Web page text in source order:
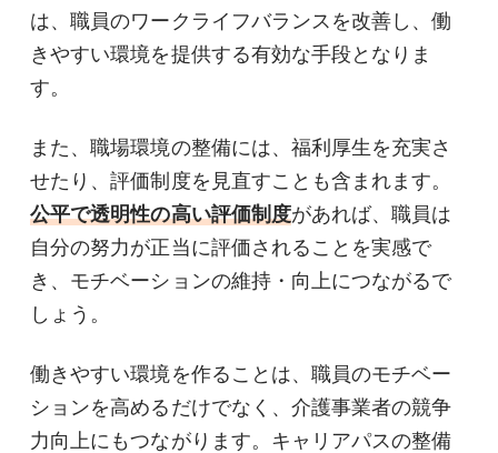
は、職員のワークライフバランスを改善し、働
きやすい環境を提供する有効な手段となりま
す。
また、職場環境の整備には、福利厚生を充実さ
せたり、評価制度を見直すことも含まれます。
公平で透明性の高い評価制度があれば、職員は
自分の努力が正当に評価されることを実感で
き、モチベーションの維持・向上につながるで
しょう。
働きやすい環境を作ることは、職員のモチベー
ションを高めるだけでなく、介護事業者の競争
力向上にもつながります。キャリアパスの整備